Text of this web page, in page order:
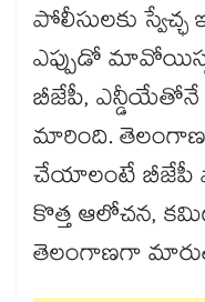
పోలీసులకు స్వేచ్ఛ
ఎప్పుడో
బీజేపీ,
మారింది.
చేయాలంటే బీజేపీ
కొత్త ఆలోచన,
తెలంగాణగా